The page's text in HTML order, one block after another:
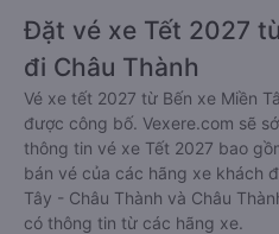
Đặt vé xe Tết 2027
đi Châu Thành
Vé xe tết 2027 từ Bến xe Miền
được công bố. Vexere.com sẽ
thông tin vé xe Tết 2027 bao
bán vé của các hãng xe khách
Tây - Châu Thành và Châu
có thông tin từ các hãng xe.